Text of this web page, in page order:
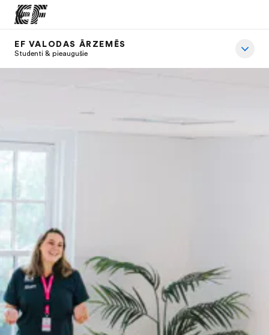
Home
About us
Who we are
EF VALODAS ĀRZEMĒS
Studenti & pieaugušie